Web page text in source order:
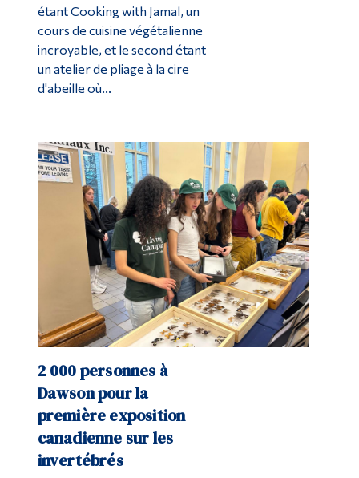
étant Cooking with Jamal, un
cours de cuisine végétalienne
incroyable, et le second étant
un atelier de pliage à la cire
d'abeille où...
2 000 personnes à
Dawson pour la
première exposition
canadienne sur les
invertébrés